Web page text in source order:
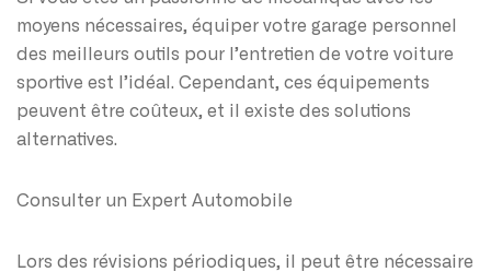
moyens nécessaires, équiper votre garage personnel
des meilleurs outils pour l’entretien de votre voiture
sportive est l’idéal. Cependant, ces équipements
peuvent être coûteux, et il existe des solutions
alternatives.
Consulter un Expert Automobile
Lors des révisions périodiques, il peut être nécessaire